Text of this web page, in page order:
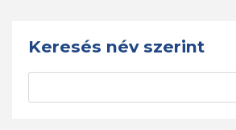
Keresés név szerint